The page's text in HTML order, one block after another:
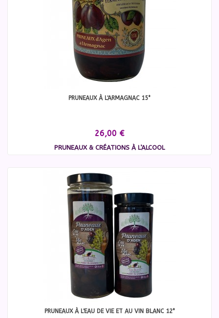
PRUNEAUX À L'ARMAGNAC 15°
26,00 €
PRUNEAUX & CRÉATIONS À L’ALCOOL
PRUNEAUX À L'EAU DE VIE ET AU VIN BLANC 12°